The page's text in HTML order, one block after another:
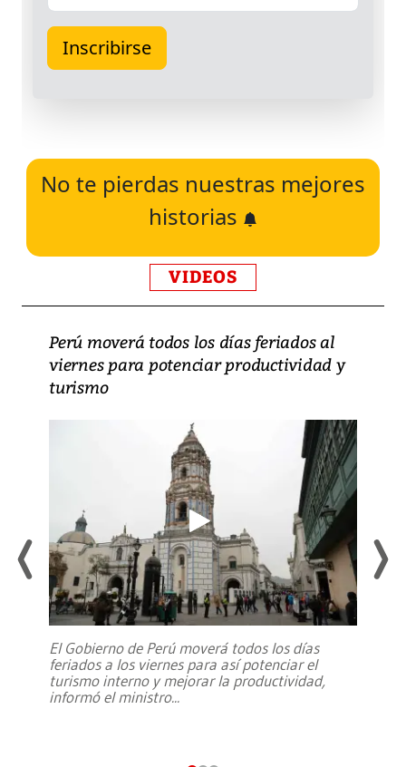
No te pierdas nuestras mejores
historias
VIDEOS
Perú moverá todos los días feriados al
viernes para potenciar productividad y
turismo
El Gobierno de Perú moverá todos los días
feriados a los viernes para así potenciar el
turismo interno y mejorar la productividad,
informó el ministro...